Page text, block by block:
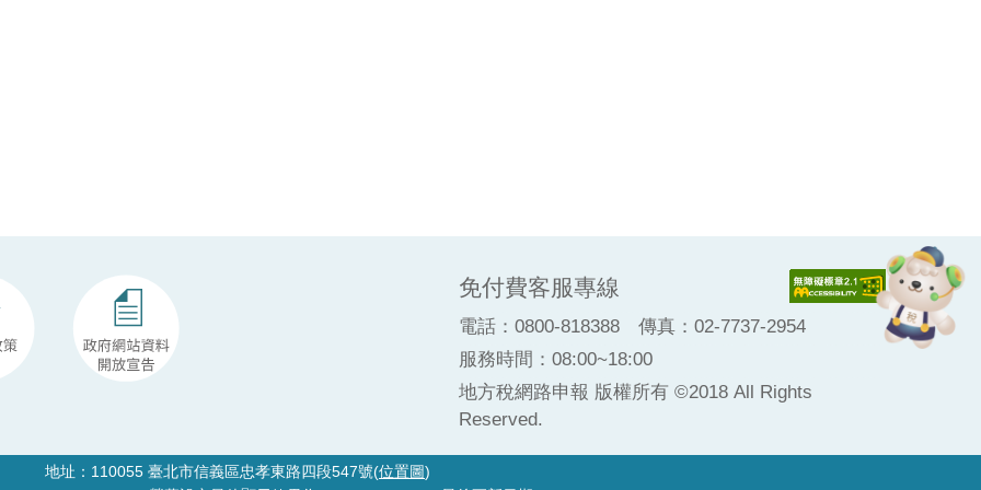
免付費客服專線
電話： 0800-818388 傳真：02-7737-2954
服務時間：08:00~18:00
地方稅網路申報 版權所有 ©2018 All Rights
Reserved.
地址：110055 臺北市信義區忠孝東路四段547號(位置圖)